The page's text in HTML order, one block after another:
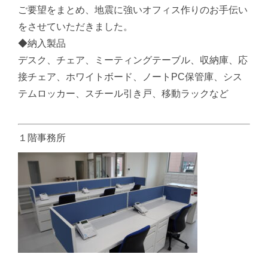
ご要望をまとめ、地震に強いオフィス作りのお手伝い
をさせていただきました。
◆納入製品
デスク、チェア、ミーティングテーブル、収納庫、応
接チェア、ホワイトボード、ノートPC保管庫、シス
テムロッカー、スチール引き戸、移動ラックなど
１階事務所